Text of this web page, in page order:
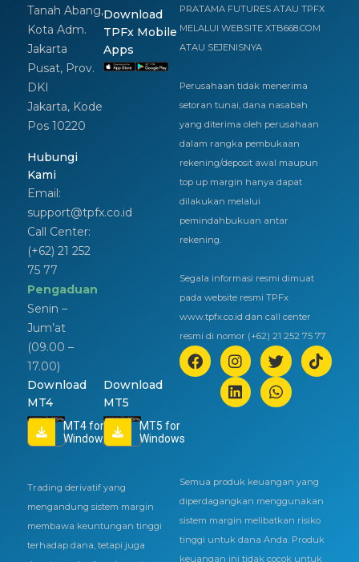
Tanah Abang,
Kota Adm.
Jakarta
Pusat, Prov.
DKI
Jakarta, Kode
Pos 10220
Hubungi
Kami
Email:
support@tpfx.co.id
Call Center:
(+62) 21 252
75 77
Pengaduan
Senin –
Jum’at
(09.00 –
17.00)
Download
TPFx Mobile
Apps
Download
MT4
MT4 for
Windows
Download
MT5
MT5 for
Windows
PRATAMA FUTURES ATAU TPFX
MELALUI WEBSITE XTB668.COM
ATAU SEJENISNYA
Perusahaan tidak menerima
setoran tunai, dana nasabah
yang diterima oleh perusahaan
dalam rangka pembukaan
rekening/deposit awal maupun
top up margin hanya dapat
dilakukan melalui
pemindahbukuan antar
rekening.
Segala informasi resmi dimuat
pada website resmi TPFx
www.tpfx.co.id dan call center
resmi di nomor (+62) 21 252 75 77
Trading derivatif yang
mengandung sistem margin
membawa keuntungan tinggi
terhadap dana, tetapi juga
Semua produk keuangan yang
diperdagangkan menggunakan
sistem margin melibatkan risiko
tinggi untuk dana Anda. Produk
keuangan ini tidak cocok untuk